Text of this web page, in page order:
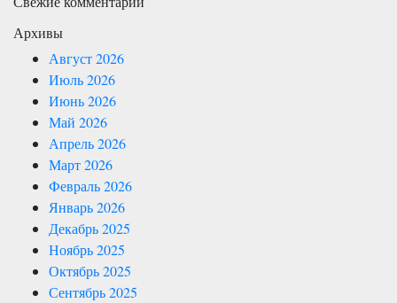
Архивы
Август 2026
Июль 2026
Июнь 2026
Май 2026
Апрель 2026
Март 2026
Февраль 2026
Январь 2026
Декабрь 2025
Ноябрь 2025
Октябрь 2025
Сентябрь 2025